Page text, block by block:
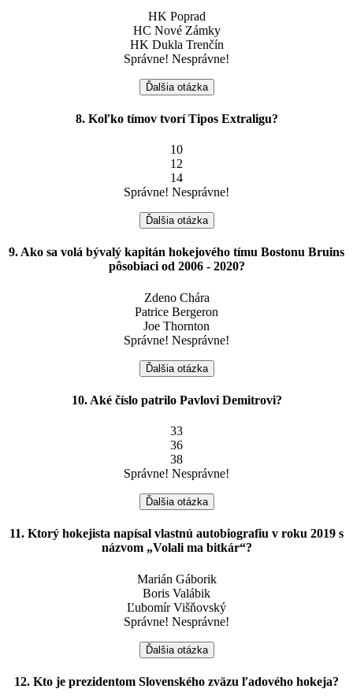
HK Poprad
HC Nové Zámky
HK Dukla Trenčín
Správne! Nesprávne!
Ďalšia otázka
8. Koľko tímov tvorí Tipos Extraligu?
10
12
14
Správne! Nesprávne!
Ďalšia otázka
9. Ako sa volá bývalý kapitán hokejového tímu Bostonu Bruins
pôsobiaci od 2006 - 2020?
Zdeno Chára
Patrice Bergeron
Joe Thornton
Správne! Nesprávne!
Ďalšia otázka
10. Aké číslo patrilo Pavlovi Demitrovi?
33
36
38
Správne! Nesprávne!
Ďalšia otázka
11. Ktorý hokejista napísal vlastnú autobiografiu v roku 2019 s
názvom „Volali ma bitkár“?
Marián Gáborik
Boris Valábik
Ľubomír Višňovský
Správne! Nesprávne!
Ďalšia otázka
12. Kto je prezidentom Slovenského zväzu ľadového hokeja?